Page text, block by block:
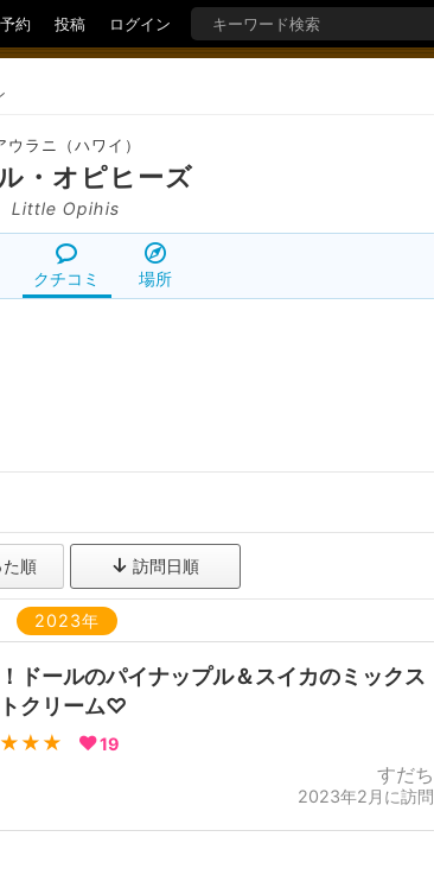
約 投稿 ログイン
ウラニ（ハワイ）
・オピヒーズ
Little Opihis
クチコミ 場所
順 訪問日順
2023年
ドールのパイナップル＆スイカのミックス
クリーム♡
19
すだち
2023年2月に訪問